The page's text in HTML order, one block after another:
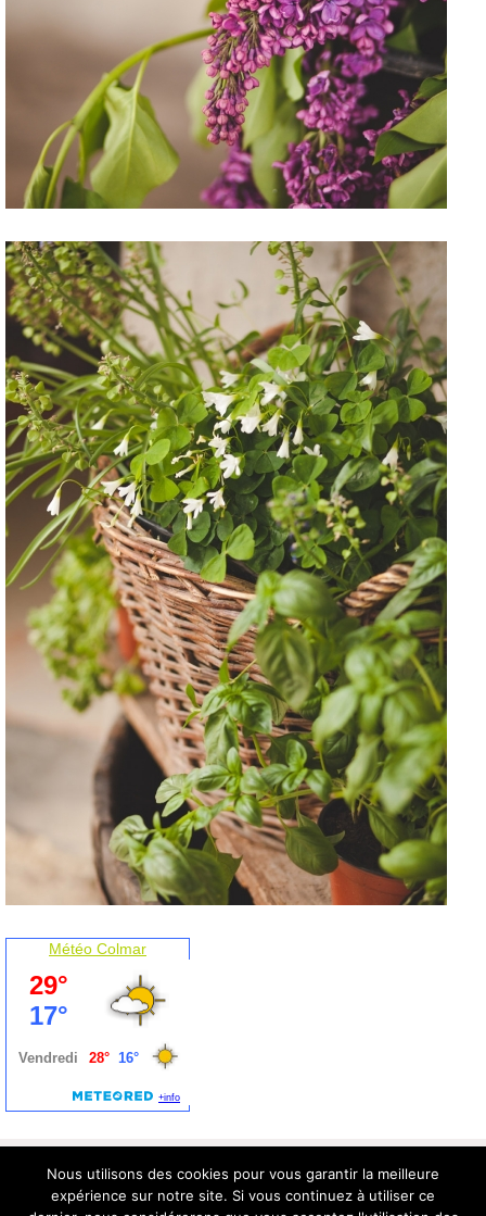
Météo Colmar
Les Saveurs du Ried - Maraîchage en agriculture biologique (certifié
Nous utilisons des cookies pour vous garantir la meilleure
expérience sur notre site. Si vous continuez à utiliser ce